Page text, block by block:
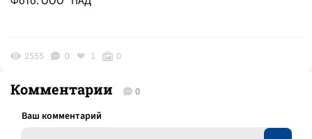
2555 0 1 0
Комментарии 0